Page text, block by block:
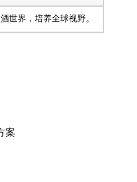
世界，培养全球视野。
案